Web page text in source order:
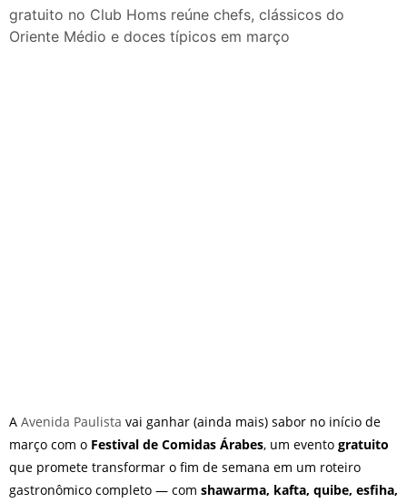
2026: festas julinas, shows,
Copa do Mundo, exposições
gratuito no Club Homs reúne chefs, clássicos do
Oriente Médio e doces típicos em março
A Avenida Paulista vai ganhar (ainda mais) sabor no início de
março com o Festival de Comidas Árabes, um evento gratuito
que promete transformar o fim de semana em um roteiro
gastronômico completo — com shawarma, kafta, quibe, esfiha,